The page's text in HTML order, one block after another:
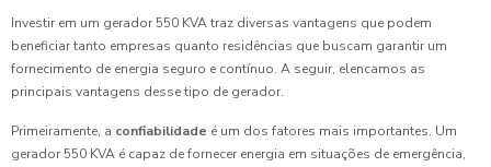
Investir em um gerador 550 KVA traz diversas vantagens que podem
beneficiar tanto empresas quanto residências que buscam garantir um
fornecimento de energia seguro e contínuo. A seguir, elencamos as
principais vantagens desse tipo de gerador.
Primeiramente, a confiabilidade é um dos fatores mais importantes. Um
gerador 550 KVA é capaz de fornecer energia em situações de emergência,